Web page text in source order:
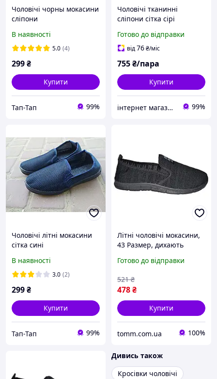
Чоловічі чорны мокасини
сліпони
В наявності
5.0 (4)
299₴
Купити
Тап-Тап 99%
Чоловічі тканинні
сліпони сітка сірі
Готово до відправки
від76₴/міс
755₴/пара
Купити
інтернет магазин ОПТИМАЛЬНИЙ ВИБІР 99%
Чоловічі літні мокасини
сітка сині
В наявності
3.0 (2)
299₴
Купити
Тап-Тап 99%
Літні чоловічі мокасини,
43 Размер, дихають
Готово до відправки
478₴
521 ₴
Купити
tomm.com.ua 100%
Дивись також
Кросівки чоловічі